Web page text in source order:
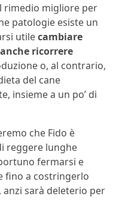
rimedio migliore per
patologie esiste un
utilecambiare
ricorrere
o, al contrario,
del cane
insieme a un po’ di
che Fido è
reggere lunghe
fermarsi e
fino a costringerlo
sarà deleterio per